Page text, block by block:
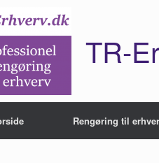
TR-
Rengøring til